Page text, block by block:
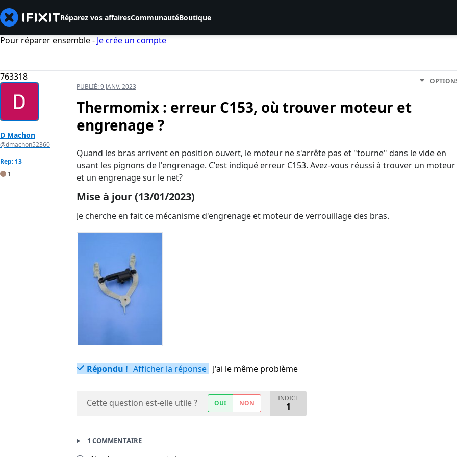
Réparez vos affairesCommunautéBoutique
Pour réparer ensemble - Je crée un compte
763318
D Machon
@dmachon52360
Rep: 13
1
PUBLIÉ:9 JANV. 2023
Thermomix : erreur C153, où trouver moteur et
engrenage ?
Quand les bras arrivent en position ouvert, le moteur ne s'arrête pas et "tourne" dans le vide en
usant les pignons de l'engrenage. C'est indiqué erreur C153. Avez-vous réussi à trouver un moteur
et un engrenage sur le net?
Mise à jour (13/01/2023)
Je cherche en fait ce mécanisme d'engrenage et moteur de verrouillage des bras.
Répondu ! Afficher la réponse J'ai le même problème
Cette question est-elle utile ? OUI NON
INDICE
1
1 COMMENTAIRE